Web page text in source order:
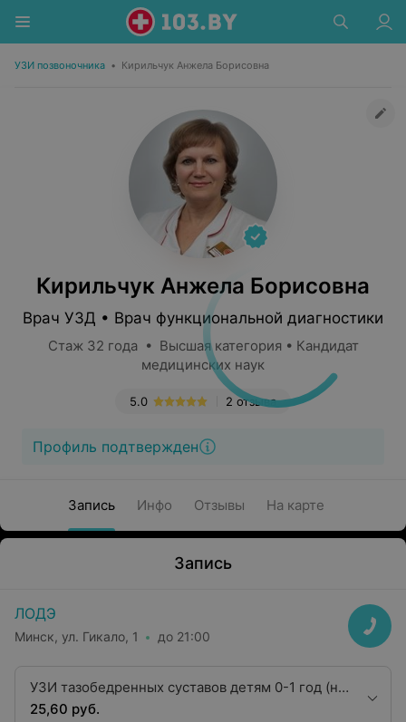
УЗИ позвоночника • Кирильчук Анжела Борисовна
Кирильчук Анжела Борисовна
Врач УЗД • Врач функциональной диагностики
Стаж 32 года • Высшая категория • Кандидат
медицинских наук
2 отзыва
5.0
Профиль подтвержден
Запись Инфо Отзывы На карте
Запись
ЛОДЭ
Минск, ул. Гикало, 1 до 21:00
УЗИ тазобедренных суставов детям 0-1 год (на
приеме ортопеда)
25,60 руб.